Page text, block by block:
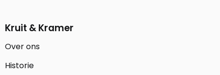
Kruit & Kramer
Over ons
Historie